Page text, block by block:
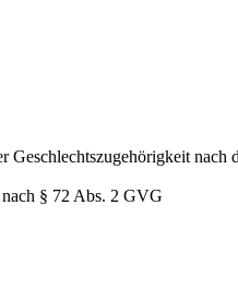
Geschlechtszugehörigkeit nach
§ 72 Abs. 2 GVG